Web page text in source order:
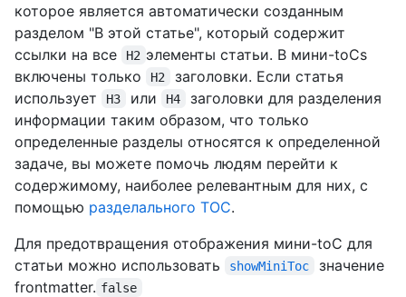
которое является автоматически созданным
разделом "В этой статье", который содержит
ссылки на все
H2 элементы статьи. В мини-toCs
включены только
H2
заголовки. Если статья
использует
H3 или H4
заголовки для разделения
информации таким образом, что только
определенные разделы относятся к определенной
задаче, вы можете помочь людям перейти к
содержимому, наиболее релевантным для них, с
помощью разделального TOC.
Для предотвращения отображения мини-toC для
статьи можно использовать
showMiniToc
значение
frontmatter. false